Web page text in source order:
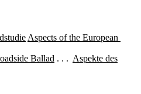
Aspects of the European
Ballad . . . Aspekte des